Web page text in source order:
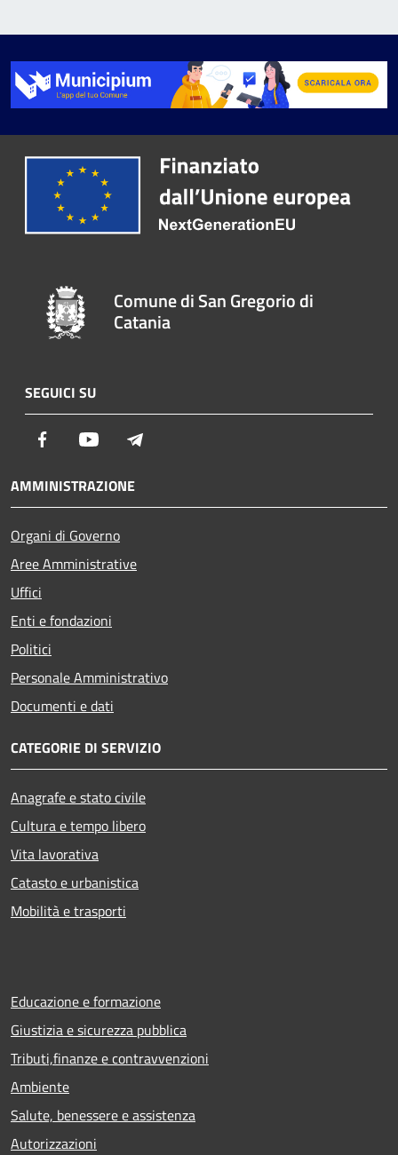
Comune di San Gregorio di
Catania
SEGUICI SU
Facebook Youtube
AMMINISTRAZIONE
Organi di Governo
Aree Amministrative
Uffici
Enti e fondazioni
Politici
Personale Amministrativo
Documenti e dati
CATEGORIE DI SERVIZIO
Anagrafe e stato civile
Cultura e tempo libero
Vita lavorativa
Catasto e urbanistica
Mobilità e trasporti
Educazione e formazione
Giustizia e sicurezza pubblica
Tributi,finanze e contravvenzioni
Ambiente
Salute, benessere e assistenza
Autorizzazioni